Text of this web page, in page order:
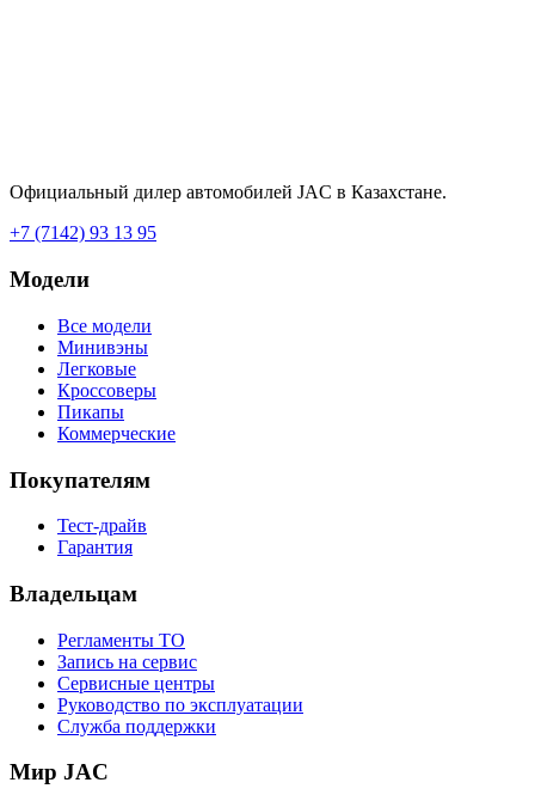
Официальный дилер автомобилей JAC в Казахстане.
+7 (7142) 93 13 95
Модели
Все модели
Минивэны
Легковые
Кроссоверы
Пикапы
Коммерческие
Покупателям
Тест-драйв
Гарантия
Владельцам
Регламенты ТО
Запись на сервис
Сервисные центры
Руководство по эксплуатации
Служба поддержки
Мир JAC